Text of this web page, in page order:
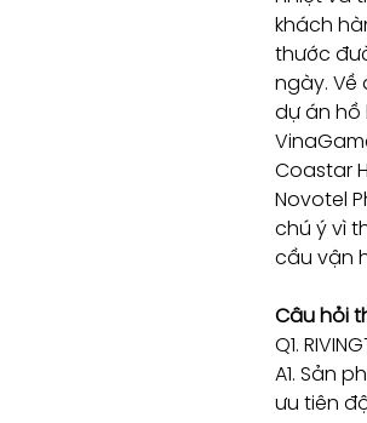
khách
thước
ngày. Về
dự án hồ
Coastar
Novotel
chú ý vì
cầu vận
Câu hỏi
Q1.
A1. Sản
ưu tiên